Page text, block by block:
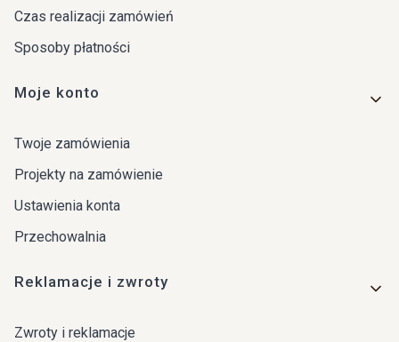
Czas realizacji zamówień
Sposoby płatności
Moje konto
Twoje zamówienia
Projekty na zamówienie
Ustawienia konta
Przechowalnia
Reklamacje i zwroty
Zwroty i reklamacje